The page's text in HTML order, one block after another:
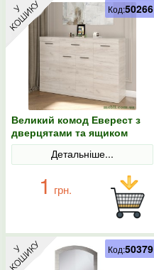
Великий комод Еверест з
дверцятами та ящиком
Соната-7 140х38х94 дуб
крафт білийДетальніше...
1 грн.
Код:50266
Код:50379